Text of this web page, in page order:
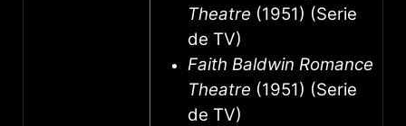
Theatre (1951) (Serie
de TV)
Faith Baldwin Romance
Theatre (1951) (Serie
de TV)